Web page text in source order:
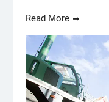
Read More